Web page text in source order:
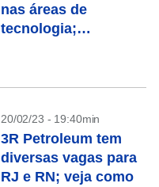
nas áreas de
tecnologia;
20/02/23 - 19:40min
3R Petroleum tem
diversas vagas para
RJ e RN; veja como